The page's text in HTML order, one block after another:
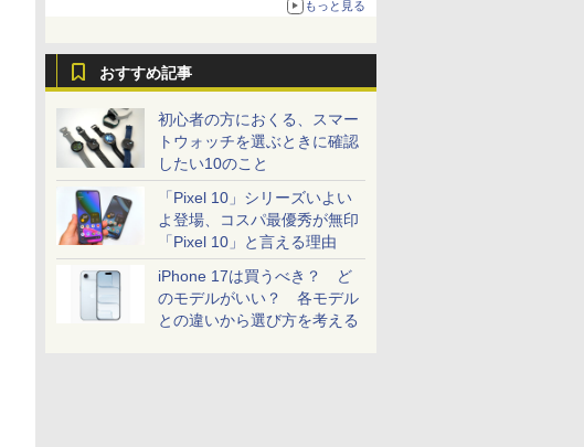
もっと見る
おすすめ記事
初心者の方におくる、スマー
トウォッチを選ぶときに確認
したい10のこと
「Pixel 10」シリーズいよい
よ登場、コスパ最優秀が無印
「Pixel 10」と言える理由
iPhone 17は買うべき？ ど
のモデルがいい？ 各モデル
との違いから選び方を考える